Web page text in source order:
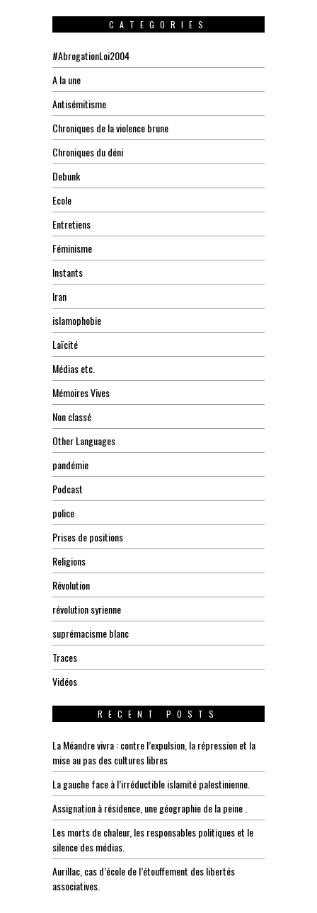
CATEGORIES
#AbrogationLoi2004
A la une
Antisémitisme
Chroniques de la violence brune
Chroniques du déni
Debunk
Ecole
Entretiens
Féminisme
Instants
Iran
islamophobie
Laïcité
Médias etc.
Mémoires Vives
Non classé
Other Languages
pandémie
Podcast
police
Prises de positions
Religions
Révolution
révolution syrienne
suprémacisme blanc
Traces
Vidéos
RECENT POSTS
La Méandre vivra : contre l’expulsion, la répression et la
mise au pas des cultures libres
La gauche face à l’irréductible islamité palestinienne.
Assignation à résidence, une géographie de la peine .
Les morts de chaleur, les responsables politiques et le
silence des médias.
Aurillac, cas d’école de l’étouffement des libertés
associatives.